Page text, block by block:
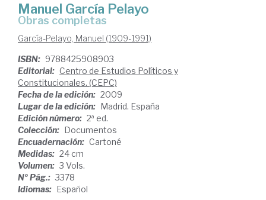
Manuel García Pelayo
Obras completas
García-Pelayo, Manuel (1909-1991)
ISBN: 9788425908903
Editorial: Centro de Estudios Políticos y
Constitucionales. (CEPC)
Fecha de la edición: 2009
Lugar de la edición: Madrid. España
Edición número: 2ª ed.
Colección: Documentos
Encuadernación: Cartoné
Medidas: 24 cm
Volumen: 3 Vols.
Nº Pág.: 3378
Idiomas: Español